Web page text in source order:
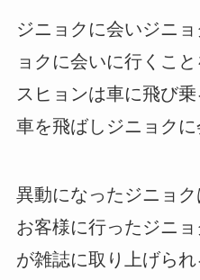
ジニョクに会いジニ
ョクに会いに行くこ
スヒョンは車に飛び
車を飛ばしジニョクに
異動になったジニョク
お客様に行ったジニ
が雑誌に取り上げられ